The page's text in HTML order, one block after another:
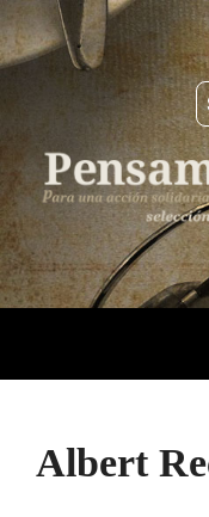
Saltar
al
contenido
Albert